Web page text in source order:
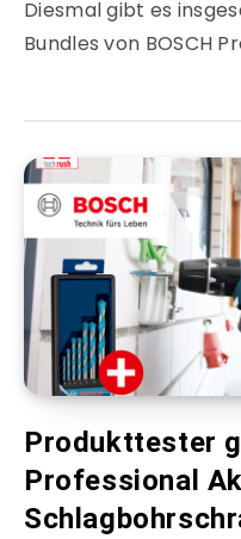
Diesmal gibt es
Bundles von BOSCH
Produkttester
Professional